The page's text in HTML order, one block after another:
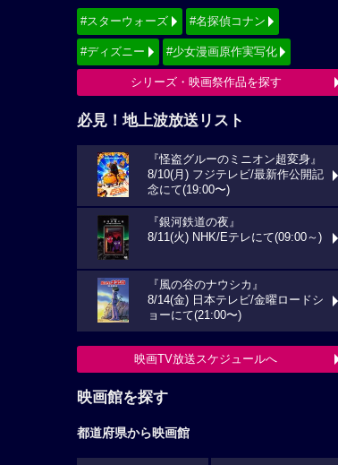
#スターウォーズ #名探偵コナン
#ディズニー #少女漫画原作実写化
シリーズ・映画祭作品を探す
必見！地上波放送リスト
『怪盗グルーのミニオン超変身』
8/10(月) フジテレビ/最新作公開記
念にて(19:00〜)
『銀河鉄道の夜』
8/11(火) NHK/Eテレにて(09:00～)
『風の谷のナウシカ』
8/14(金) 日本テレビ/金曜ロードシ
ョーにて(21:00〜)
映画TV放送スケジュールへ
映画館を探す
都道府県から映画館